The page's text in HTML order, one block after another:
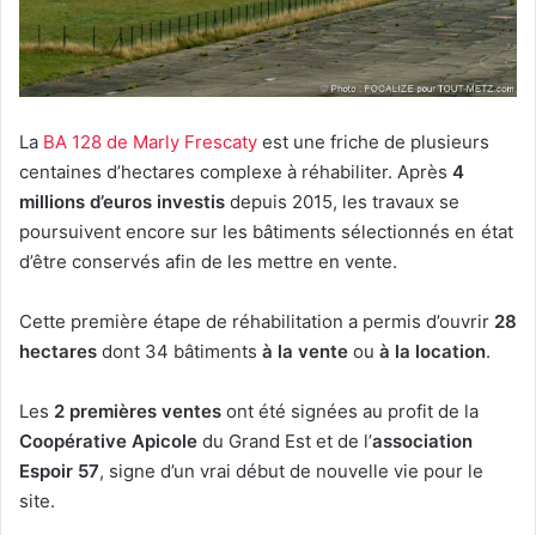
La BA 128 de Marly Frescaty est une friche de plusieurs
centaines d’hectares complexe à réhabiliter. Après 4
millions d’euros investis depuis 2015, les travaux se
poursuivent encore sur les bâtiments sélectionnés en état
d’être conservés afin de les mettre en vente.
Cette première étape de réhabilitation a permis d’ouvrir 28
hectares dont 34 bâtiments à la vente ou à la location.
Les 2 premières ventes ont été signées au profit de la
Coopérative Apicole du Grand Est et de l’association
Espoir 57, signe d’un vrai début de nouvelle vie pour le
site.